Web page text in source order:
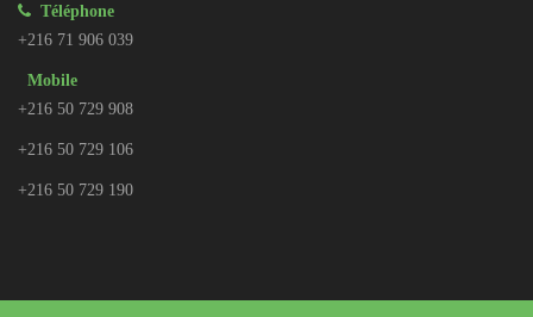
Téléphone
+216 71 906 039
Mobile
+216 50 729 908
+216 50 729 106
+216 50 729 190